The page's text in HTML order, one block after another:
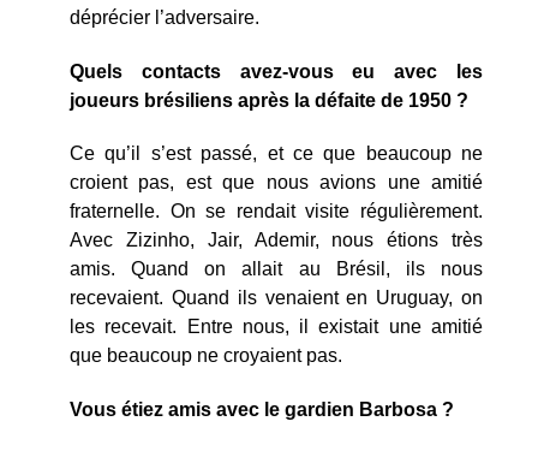
déprécier l’adversaire.
Quels contacts avez-vous eu avec les
joueurs brésiliens après la défaite de 1950 ?
Ce qu’il s’est passé, et ce que beaucoup ne
croient pas, est que nous avions une amitié
fraternelle. On se rendait visite régulièrement.
Avec Zizinho, Jair, Ademir, nous étions très
amis. Quand on allait au Brésil, ils nous
recevaient. Quand ils venaient en Uruguay, on
les recevait. Entre nous, il existait une amitié
que beaucoup ne croyaient pas.
Vous étiez amis avec le gardien Barbosa ?